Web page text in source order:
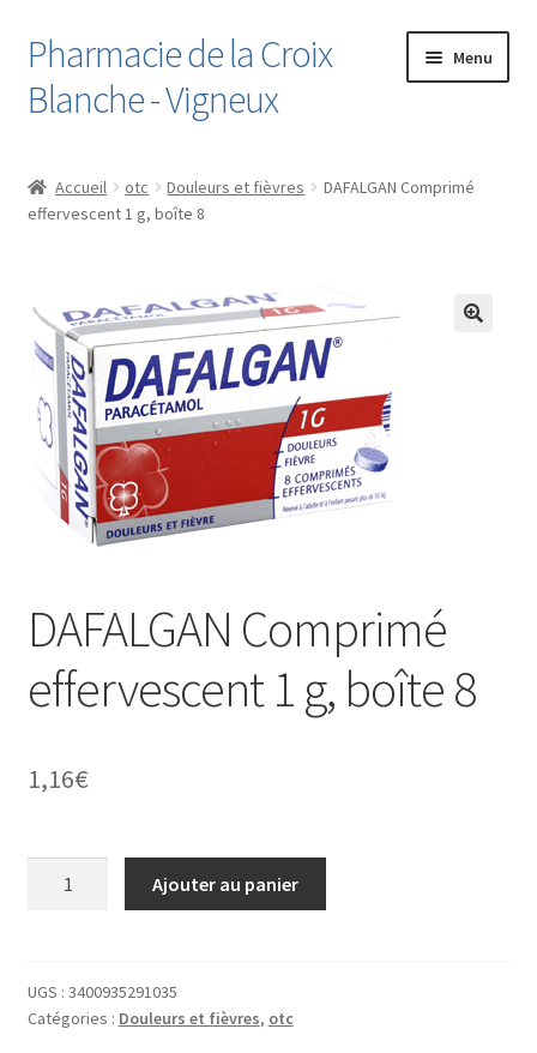
Aller
à
la
Aller
au
contenu
Pharmacie de la Croix
Blanche - Vigneux
Menu
Boutique
Checkout
Contact
Le Dossier Médical Partagé
Liste de souhaits
Nos services
Numéros utiles
Ordonnance
Accueil otc Douleurs et fièvres
DAFALGAN Comprimé
effervescent 1 g, boîte 8
DAFALGAN Comprimé
effervescent 1 g, boîte 8
1,16€
effervescent
1
Ajouter au panier
UGS : 3400935291035
Catégories : Douleurs et fièvres, otc